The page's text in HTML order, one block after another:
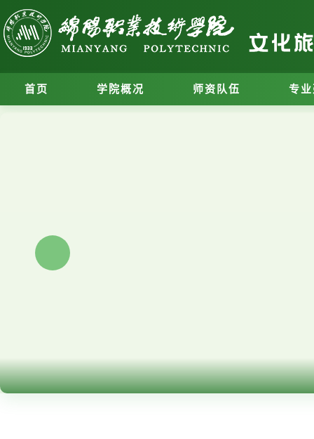
首页 学院概况 师资队伍 专